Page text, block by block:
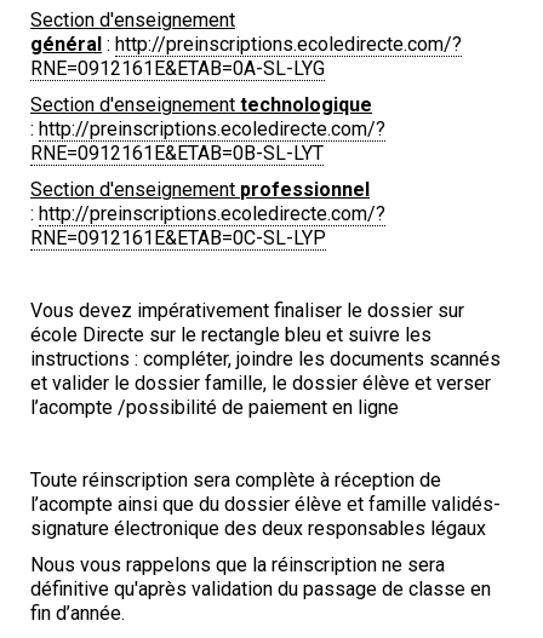
Section d'enseignement
général : http://preinscriptions.ecoledirecte.com/?
RNE=0912161E&ETAB=0A-SL-LYG
Section d'enseignement technologique
: http://preinscriptions.ecoledirecte.com/?
RNE=0912161E&ETAB=0B-SL-LYT
Section d'enseignement professionnel
: http://preinscriptions.ecoledirecte.com/?
RNE=0912161E&ETAB=0C-SL-LYP
Vous devez impérativement finaliser le dossier sur
école Directe sur le rectangle bleu et suivre les
instructions : compléter, joindre les documents scannés
et valider le dossier famille, le dossier élève et verser
l’acompte /possibilité de paiement en ligne
Toute réinscription sera complète à réception de
l’acompte ainsi que du dossier élève et famille validés-
signature électronique des deux responsables légaux
Nous vous rappelons que la réinscription ne sera
définitive qu'après validation du passage de classe en
fin d’année.